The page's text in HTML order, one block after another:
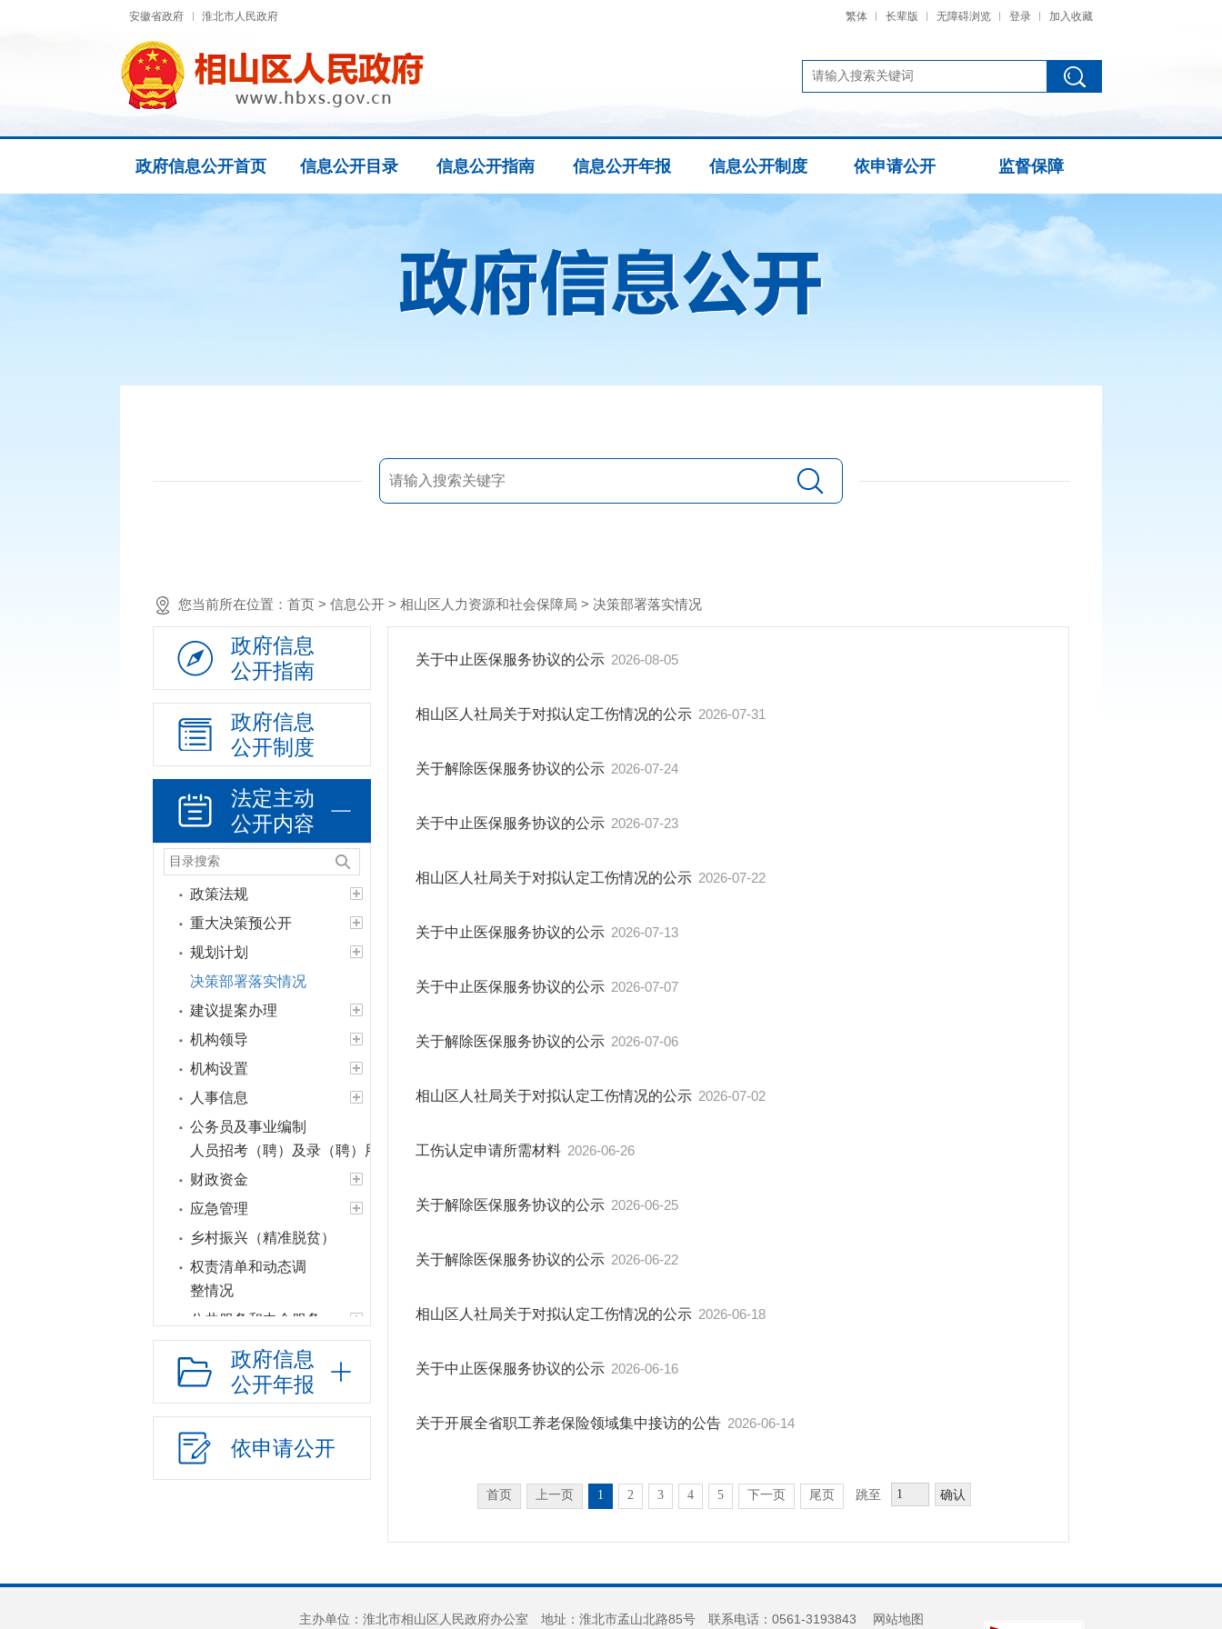
安徽省政府 淮北市人民政府 繁体 长辈版 无障碍浏览 登录 加入收藏
政府信息公开首页 信息公开目录 信息公开指南 信息公开年报 信息公开制度 依申请公开 监督保障
您当前所在位置： 首页 > 信息公开 > 相山区人力资源和社会保障局 > 决策部署落实情况
政府信息
公开指南
政府信息
公开制度
法定主动
公开内容
政策法规
重大决策预公开
规划计划
决策部署落实情况
建议提案办理
机构领导
机构设置
人事信息
公务员及事业编制
人员招考（聘）及录（聘）用信息
财政资金
应急管理
乡村振兴（精准脱贫）
权责清单和动态调
整情况
公共服务和中介服务
行政权力运行
“双随机一公开”
网上政务服务
招标采购
新闻发布
监督保障
政府信息
公开年报
依申请公开
关于中止医保服务协议的公示 2026-08-05
相山区人社局关于对拟认定工伤情况的公示 2026-07-31
关于解除医保服务协议的公示 2026-07-24
关于中止医保服务协议的公示 2026-07-23
相山区人社局关于对拟认定工伤情况的公示 2026-07-22
关于中止医保服务协议的公示 2026-07-13
关于中止医保服务协议的公示 2026-07-07
关于解除医保服务协议的公示 2026-07-06
相山区人社局关于对拟认定工伤情况的公示 2026-07-02
工伤认定申请所需材料 2026-06-26
关于解除医保服务协议的公示 2026-06-25
关于解除医保服务协议的公示 2026-06-22
相山区人社局关于对拟认定工伤情况的公示 2026-06-18
关于中止医保服务协议的公示 2026-06-16
关于开展全省职工养老保险领域集中接访的公告 2026-06-14
首页 上一页 1 2 3 4 5 下一页 尾页 跳至 确认
主办单位：淮北市相山区人民政府办公室 地址：淮北市孟山北路85号 联系电话：0561-3193843 网站地图